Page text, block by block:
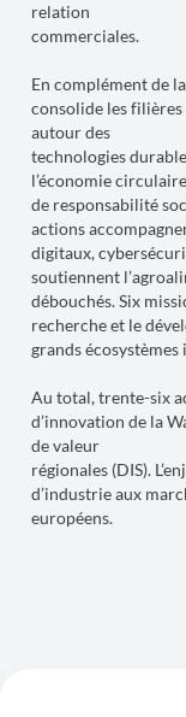
relation
commerciales.
En complément de
consolide les filières
autour des
technologies
l’économie
de responsabilité
actions
digitaux,
soutiennent
débouchés. Six
recherche et le
grands
Au total, trente-six
d’innovation de la
de valeur
régionales (DIS).
d’industrie aux
européens.